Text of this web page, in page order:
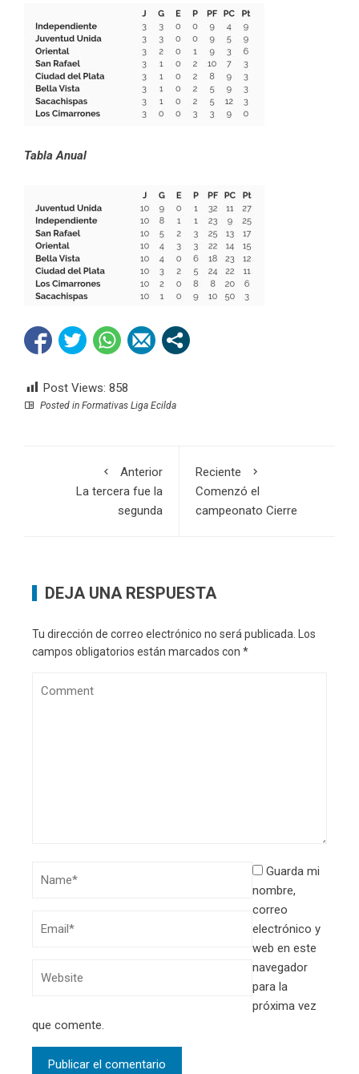
Tabla Anual
Post Views: 858
Posted in Formativas Liga Ecilda
Anterior
La tercera fue la
segunda
Reciente
Comenzó el
campeonato Cierre
DEJA UNA RESPUESTA
Tu dirección de correo electrónico no será publicada. Los
campos obligatorios están marcados con *
Guarda mi
nombre,
correo
electrónico y
web en este
navegador
para la
próxima vez
que comente.